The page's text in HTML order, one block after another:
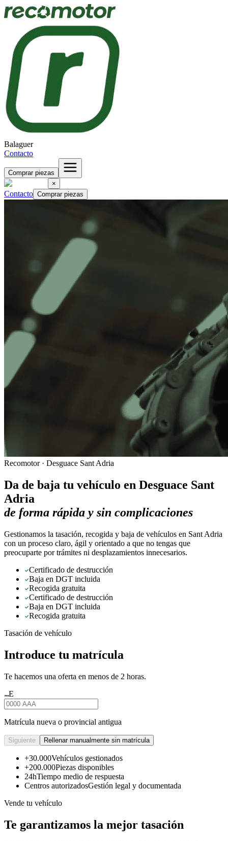
Balaguer
Contacto
Comprar piezas
×
Contacto Comprar piezas
Recomotor · Desguace Sant Adria
Da de baja tu vehículo en Desguace Sant
Adria
de forma rápida y sin complicaciones
Gestionamos la tasación, recogida y baja de vehículos en Sant Adria
con un proceso claro, ágil y orientado a que no tengas que
preocuparte por trámites ni desplazamientos innecesarios.
Certificado de destrucción
Baja en DGT incluida
Recogida gratuita
Certificado de destrucción
Baja en DGT incluida
Recogida gratuita
Tasación de vehículo
Introduce tu matrícula
Te hacemos una oferta en menos de 2 horas.
★★★E
Matrícula nueva o provincial antigua
Siguiente Rellenar manualmente sin matrícula
+30.000Vehículos gestionados
+200.000Piezas disponibles
24hTiempo medio de respuesta
Centros autorizadosGestión legal y documentada
Vende tu vehículo
Te garantizamos la mejor tasación